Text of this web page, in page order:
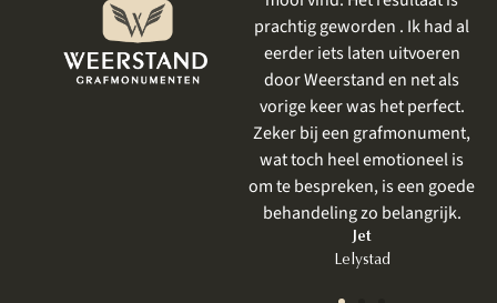
prachtig geworden . Ik had al
eerder iets laten uitvoeren
door Weerstand en net als
vorige keer was het perfect.
Zeker bij een grafmonument,
om te bespreken, is een goede
wensen. Er werd goed
meegedacht en we kregen
meerdere keren de
gelegenheid om nog even
kleur of steensoort te
bekijken. Alles zeer prettig
rustig.
Lian